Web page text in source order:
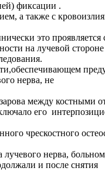
фиксации .
а также с
это проявляется
на лучевой стороне
нерва, не
между костными
его
чрескостного
нерва,
и после снятия